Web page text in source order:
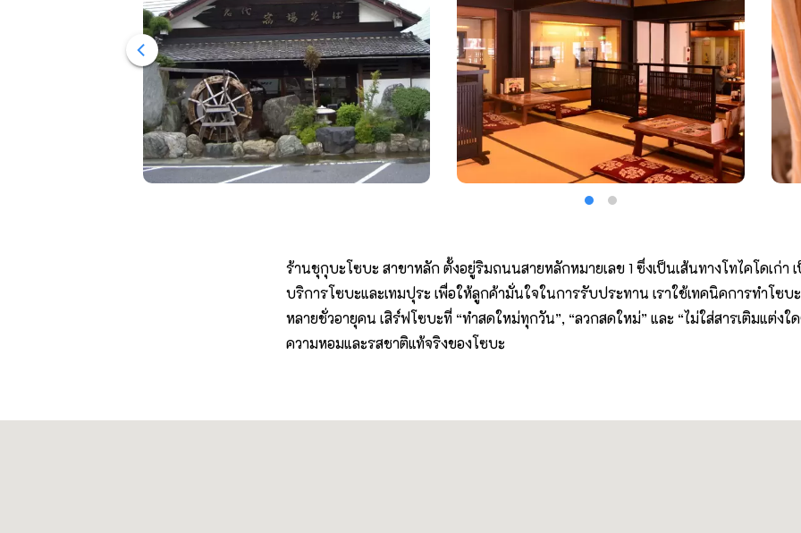
ร้านชุกุบะโซบะ สาขาหลัก ตั้งอยู่ริมถนนสายหลักหมายเลข 1 ซึ่งเป็นเส้นทางโทไคโดเก่า
บริการโซบะและเทมปุระ เพื่อให้ลูกค้ามั่นใจในการรับประทาน เราใช้เทคนิคการทำโซ
หลายชั่วอายุคน เสิร์ฟโซบะที่ “ทำสดใหม่ทุกวัน”, “ลวกสดใหม่” และ “ไม่ใส่สารเติมแต่งใ
ความหอมและรสชาติแท้จริงของโซบะ